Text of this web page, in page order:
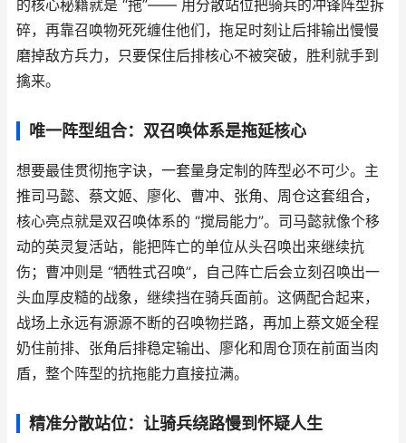
的核心秘籍就是 “拖”—— 用分散站位把骑兵的冲锋阵型拆
碎，再靠召唤物死死缠住他们，拖足时刻让后排输出慢慢
磨掉敌方兵力，只要保住后排核心不被突破，胜利就手到
擒来。
唯一阵型组合：双召唤体系是拖延核心
想要最佳贯彻拖字诀，一套量身定制的阵型必不可少。主
推司马懿、蔡文姬、廖化、曹冲、张角、周仓这套组合，
核心亮点就是双召唤体系的 “搅局能力”。司马懿就像个移
动的英灵复活站，能把阵亡的单位从头召唤出来继续抗
伤；曹冲则是 “牺牲式召唤”，自己阵亡后会立刻召唤出一
头血厚皮糙的战象，继续挡在骑兵面前。这俩配合起来，
战场上永远有源源不断的召唤物拦路，再加上蔡文姬全程
奶住前排、张角后排稳定输出、廖化和周仓顶在前面当肉
盾，整个阵型的抗拖能力直接拉满。
精准分散站位：让骑兵绕路慢到怀疑人生